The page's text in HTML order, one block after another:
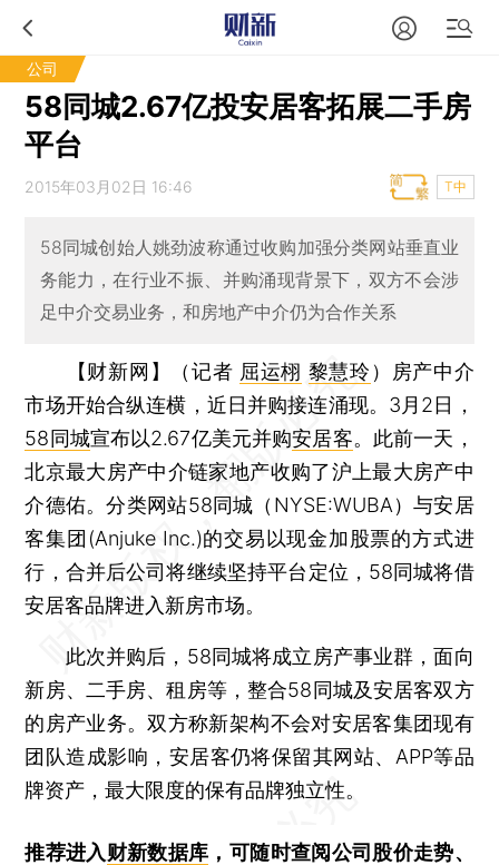
公司
58同城2.67亿投安居客拓展二手房
平台
2015年03月02日 16:46 T中
58同城创始人姚劲波称通过收购加强分类网站垂直业
务能力，在行业不振、并购涌现背景下，双方不会涉
足中介交易业务，和房地产中介仍为合作关系
【财新网】（记者 屈运栩 黎慧玲 ）
房产中介
市场开始合纵连横，近日并购接连涌现。3月2日，
58同城宣布以2.67亿美元并购安居客。此前一天，
北京最大房产中介链家地产收购了沪上最大房产中
介德佑。分类网站58同城（NYSE:WUBA）与安居
客集团(Anjuke Inc.)的交易以现金加股票的方式进
行，合并后公司将继续坚持平台定位，58同城将借
安居客品牌进入新房市场。
此次并购后，58同城将成立房产事业群，面向
新房、二手房、租房等，整合58同城及安居客双方
的房产业务。双方称新架构不会对安居客集团现有
团队造成影响，安居客仍将保留其网站、APP等品
牌资产，最大限度的保有品牌独立性。
推荐进入财新数据库 ，可随时查阅公司股价走势、